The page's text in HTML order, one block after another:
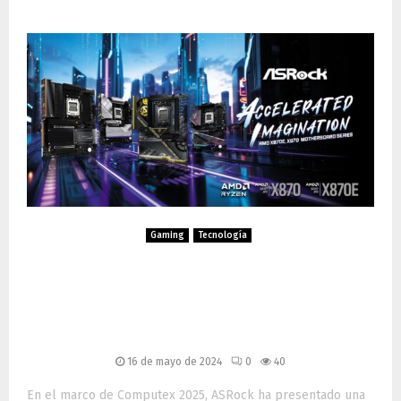
Gaming Tecnología
16 de mayo de 2024 0 40
En el marco de Computex 2025, ASRock ha presentado una